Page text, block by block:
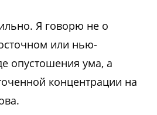
Я говорю не о
или нью-
опустошения ума, а
концентрации на